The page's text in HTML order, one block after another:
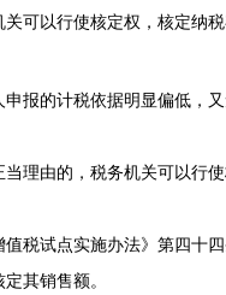
以行使核定权，核定纳税
的计税依据明显偏低，又
由的，税务机关可以行使
试点实施办法》第四十四
其销售额。